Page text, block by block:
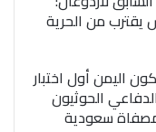
يقترب من الحرية
اليمن أول اختبار
الحوثيون
سعودية